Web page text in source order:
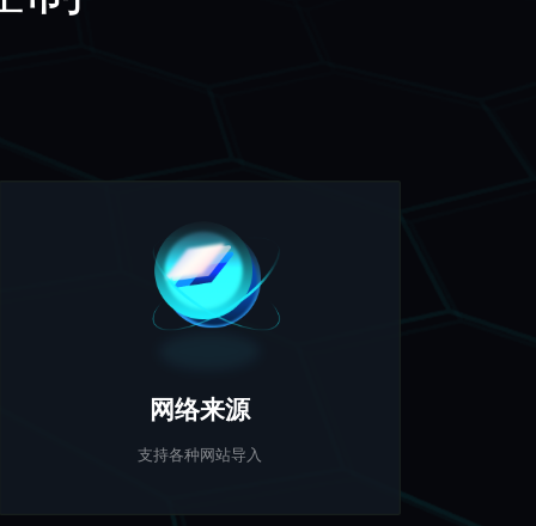
网络来源
支持各种网站导入